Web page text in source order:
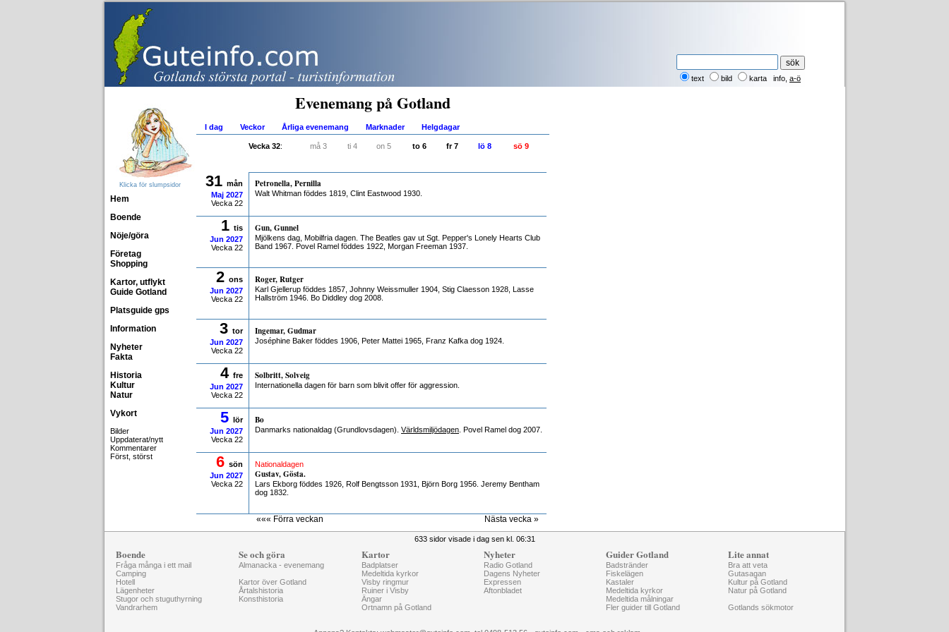
text bild karta info a-ö
Klicka för slumpsidor
Hem
Boende
Nöje/göra
Företag
Shopping
Kartor, utflykt
Guide Gotland
Platsguide gps
Information
Nyheter
Fakta
Historia
Kultur
Natur
Vykort
Bilder
Uppdaterat/nytt
Kommentarer
Först, störst
Evenemang på Gotland
I dag Veckor Årliga evenemang Marknader Helgdagar
Vecka 32: må 3 ti 4 on 5 to 6 fr 7 lö 8 sö 9
31 mån
Maj 2027
Vecka 22
Petronella, Pernilla
Walt Whitman föddes 1819, Clint Eastwood 1930.
1 tis
Jun 2027
Vecka 22
Gun, Gunnel
Mjölkens dag, Mobilfria dagen. The Beatles gav ut Sgt. Pepper's Lonely Hearts Club
Band 1967. Povel Ramel föddes 1922, Morgan Freeman 1937.
2 ons
Jun 2027
Vecka 22
Roger, Rutger
Karl Gjellerup föddes 1857, Johnny Weissmuller 1904, Stig Claesson 1928, Lasse
Hallström 1946. Bo Diddley dog 2008.
3 tor
Jun 2027
Vecka 22
Ingemar, Gudmar
Joséphine Baker föddes 1906, Peter Mattei 1965, Franz Kafka dog 1924.
4 fre
Jun 2027
Vecka 22
Solbritt, Solveig
Internationella dagen för barn som blivit offer för aggression.
5 lör
Jun 2027
Vecka 22
Bo
Danmarks nationaldag (Grundlovsdagen). Världsmiljödagen . Povel Ramel dog 2007.
6 sön
Jun 2027
Vecka 22
Nationaldagen
Gustav, Gösta.
Lars Ekborg föddes 1926, Rolf Bengtsson 1931, Björn Borg 1956. Jeremy Bentham
dog 1832.
««« Förra veckan Nästa vecka »
633 sidor visade i dag sen kl. 06:31
Boende
Fråga många i ett mail
Camping
Hotell
Lägenheter
Stugor och stuguthyrning
Vandrarhem
Se och göra
Almanacka - evenemang
Kartor över Gotland
Årtalshistoria
Konsthistoria
Kartor
Badplatser
Medeltida kyrkor
Visby ringmur
Ruiner i Visby
Ängar
Ortnamn på Gotland
Nyheter
Radio Gotland
Dagens Nyheter
Expressen
Aftonbladet
Guider Gotland
Badstränder
Fiskelägen
Kastaler
Medeltida kyrkor
Medeltida målningar
Fler guider till Gotland
Lite annat
Bra att veta
Gutasagan
Kultur på Gotland
Natur på Gotland
Gotlands sökmotor